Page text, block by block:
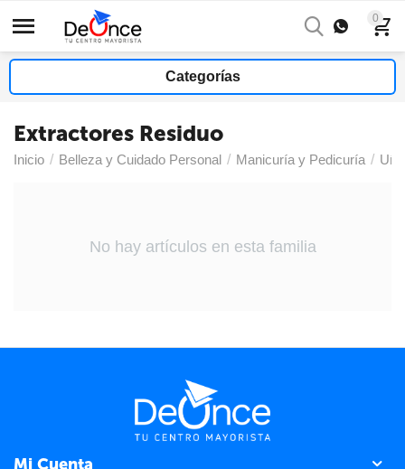
0
Categorías
Extractores Residuo
Inicio / Belleza y Cuidado Personal / Manicuría y Pedicuría /
No hay artículos en esta familia
Mi Cuenta